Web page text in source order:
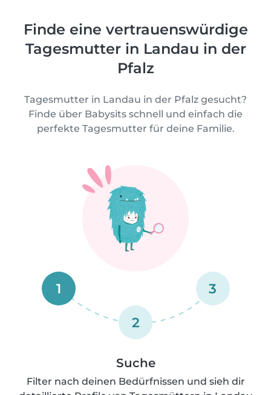
Finde eine vertrauenswürdige
Tagesmutter in Landau in der
Pfalz
Tagesmutter in Landau in der Pfalz gesucht?
Finde über Babysits schnell und einfach die
perfekte Tagesmutter für deine Familie.
1
2
3
Suche
Filter nach deinen Bedürfnissen und sieh dir